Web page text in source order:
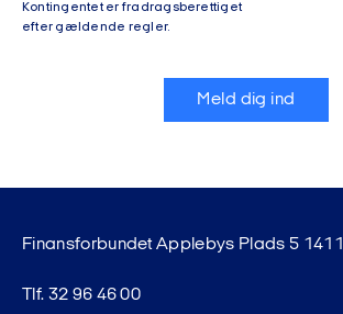
Kontingentet er fradragsberettiget
efter gældende regler.
Meld dig ind
Finansforbundet Applebys Plads 5
Tlf. 32 96 46 00